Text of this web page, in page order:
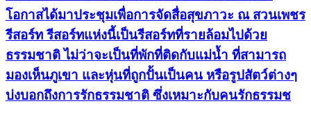
โอกาสได้มาประชุมเพื่อการจัดสื่อสุขภาวะ ณ สวนเพชร
รีสอร์ท รีสอร์ทแห่งนี้เป็นรีสอร์ทที่รายล้อมไปด้วย
ธรรมชาติ ไม่ว่าจะเป็นที่พักที่ติดกับแม่น้ำ ที่สามารถ
มองเห็นภูเขา และหุ่นที่ถูกปั้นเป็นคน หรือรูปสัตว์ต่างๆ
บ่งบอกถึงการรักธรรมชาติ ซึ่งเหมาะกับคนรักธรรมช